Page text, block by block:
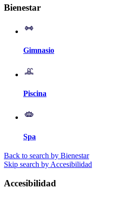
Bienestar
Gimnasio
Piscina
Spa
Back to search by Bienestar
Skip search by Accesibilidad
Accesibilidad